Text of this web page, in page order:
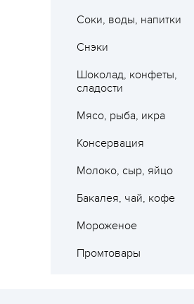
Соки, воды, напитки
Снэки
Шоколад, конфеты,
сладости
Мясо, рыба, икра
Консервация
Молоко, сыр, яйцо
Бакалея, чай, кофе
Мороженое
Промтовары